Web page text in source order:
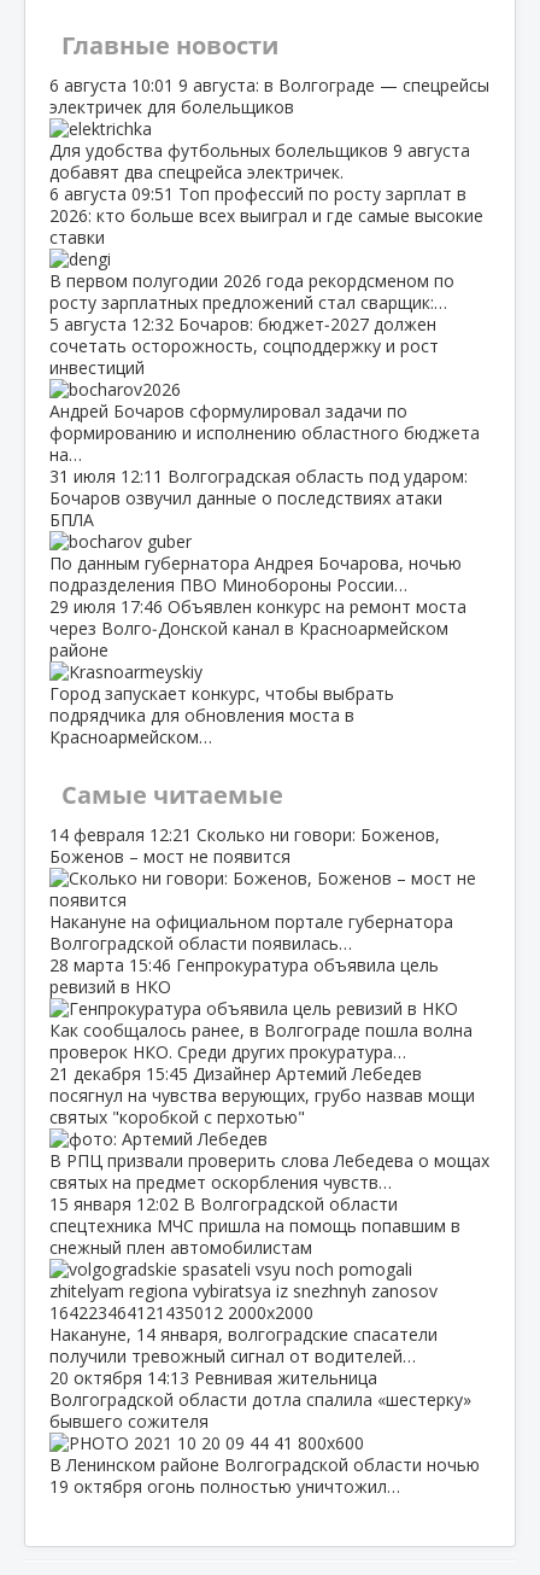
Главные новости
6 августа 10:01 9 августа: в Волгограде — спецрейсы
электричек для болельщиков
Для удобства футбольных болельщиков 9 августа
добавят два спецрейса электричек.
6 августа 09:51 Топ профессий по росту зарплат в
2026: кто больше всех выиграл и где самые высокие
ставки
В первом полугодии 2026 года рекордсменом по
росту зарплатных предложений стал сварщик:…
5 августа 12:32 Бочаров: бюджет‑2027 должен
сочетать осторожность, соцподдержку и рост
инвестиций
Андрей Бочаров сформулировал задачи по
формированию и исполнению областного бюджета
на…
31 июля 12:11 Волгоградская область под ударом:
Бочаров озвучил данные о последствиях атаки
БПЛА
По данным губернатора Андрея Бочарова, ночью
подразделения ПВО Минобороны России…
29 июля 17:46 Объявлен конкурс на ремонт моста
через Волго‑Донской канал в Красноармейском
районе
Город запускает конкурс, чтобы выбрать
подрядчика для обновления моста в
Красноармейском…
Самые читаемые
14 февраля 12:21 Сколько ни говори: Боженов,
Боженов – мост не появится
Накануне на официальном портале губернатора
Волгоградской области появилась…
28 марта 15:46 Генпрокуратура объявила цель
ревизий в НКО
Как сообщалось ранее, в Волгограде пошла волна
проверок НКО. Среди других прокуратура…
21 декабря 15:45 Дизайнер Артемий Лебедев
посягнул на чувства верующих, грубо назвав мощи
святых "коробкой с перхотью"
В РПЦ призвали проверить слова Лебедева о мощах
святых на предмет оскорбления чувств…
15 января 12:02 В Волгоградской области
спецтехника МЧС пришла на помощь попавшим в
снежный плен автомобилистам
Накануне, 14 января, волгоградские спасатели
получили тревожный сигнал от водителей…
20 октября 14:13 Ревнивая жительница
Волгоградской области дотла спалила «шестерку»
бывшего сожителя
В Ленинском районе Волгоградской области ночью
19 октября огонь полностью уничтожил…